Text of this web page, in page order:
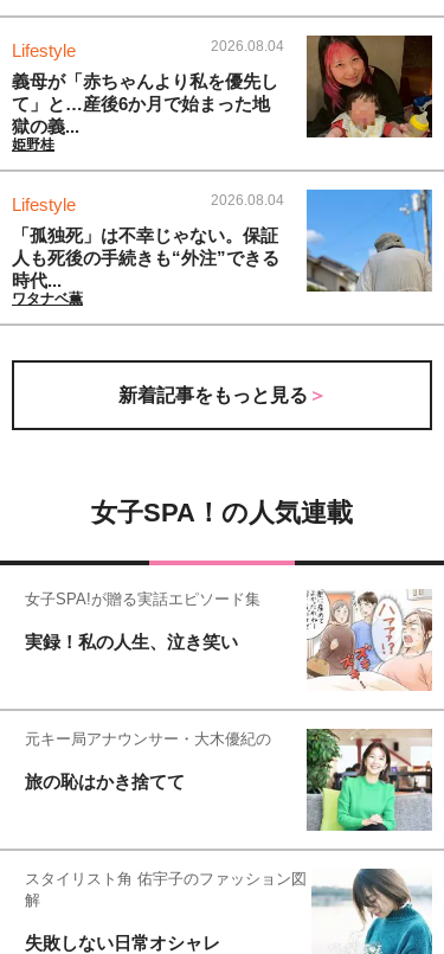
Lifestyle 2026.08.04
義母が「赤ちゃんより私を優先し
て」と…産後6か月で始まった地
獄の義...
姫野桂
Lifestyle 2026.08.04
「孤独死」は不幸じゃない。保証
人も死後の手続きも“外注”できる
時代...
ワタナベ薫
新着記事をもっと見る
女子SPA！の人気連載
女子SPA!が贈る実話エピソード集
実録！私の人生、泣き笑い
元キー局アナウンサー・大木優紀の
旅の恥はかき捨てて
スタイリスト角 佑宇子のファッション図
解
失敗しない日常オシャレ